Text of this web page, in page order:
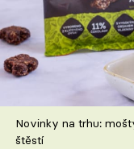
TV Program
Škola vaření
Recepty z TV
Speciál:
Novinky na trhu:
štěstí